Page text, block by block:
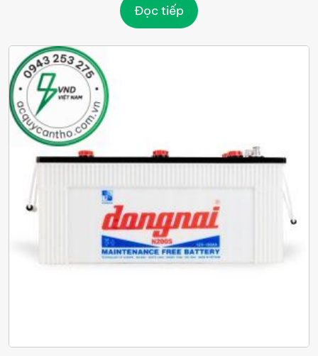
Đọc tiếp